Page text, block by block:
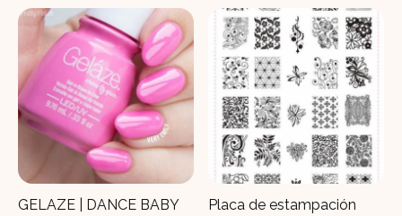
GELAZE | DANCE BABY
Placa de estampación